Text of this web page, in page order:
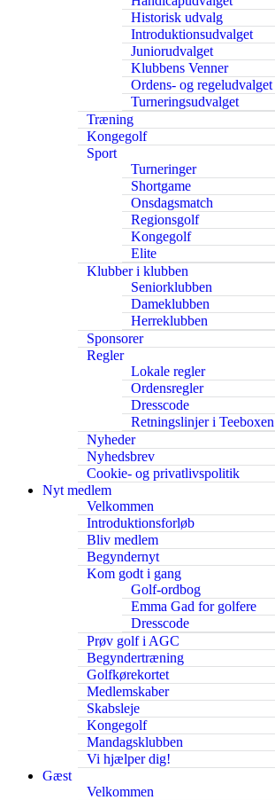
Historisk udvalg
Introduktionsudvalget
Juniorudvalget
Klubbens Venner
Ordens- og regeludvalget
Turneringsudvalget
Træning
Kongegolf
Sport
Turneringer
Shortgame
Onsdagsmatch
Regionsgolf
Kongegolf
Elite
Klubber i klubben
Seniorklubben
Dameklubben
Herreklubben
Sponsorer
Regler
Lokale regler
Ordensregler
Dresscode
Retningslinjer i Teeboxen
Nyheder
Nyhedsbrev
Cookie- og privatlivspolitik
Nyt medlem
Velkommen
Introduktionsforløb
Bliv medlem
Begyndernyt
Kom godt i gang
Golf-ordbog
Emma Gad for golfere
Dresscode
Prøv golf i AGC
Begyndertræning
Golfkørekortet
Medlemskaber
Skabsleje
Kongegolf
Mandagsklubben
Vi hjælper dig!
Gæst
Velkommen